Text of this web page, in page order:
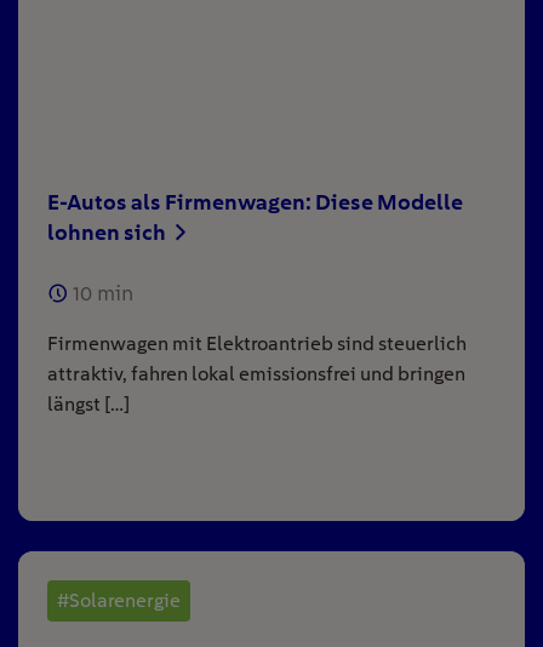
E-Autos als Firmenwagen: Diese Modelle
lohnen sich
10 min
Firmenwagen mit Elektroantrieb sind steuerlich
attraktiv, fahren lokal emissionsfrei und bringen
längst […]
#Solarenergie